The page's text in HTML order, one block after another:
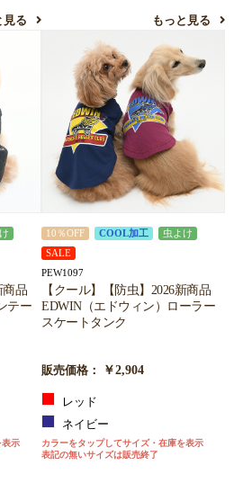
見る もっと見る
商品
テー
表示
10％OFF COOL加工
虫よけ
SALE
PEW1097
【クール】【防虫】2026新商品
EDWIN（エドウィン）ローラー
スケートタンク
販売価格： ￥2,904
レッド
ネイビー
カラーをタップしてサイズ・在庫を表示
表記の無いサイズは販売終了